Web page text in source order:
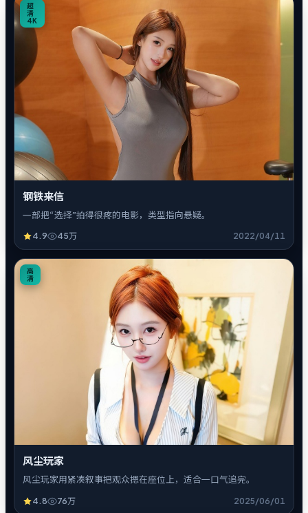
超
清
4K
钢铁来信
一部把“选择”拍得很疼的电影，类型指向悬疑。
4.9 45万 2022/04/11
高
清
风尘玩家
风尘玩家用紧凑叙事把观众摁在座位上，适合一口气追完。
4.8 76万 2025/06/01